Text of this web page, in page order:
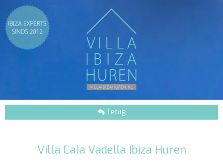
Terug
Villa Cala Vadella Ibiza Huren